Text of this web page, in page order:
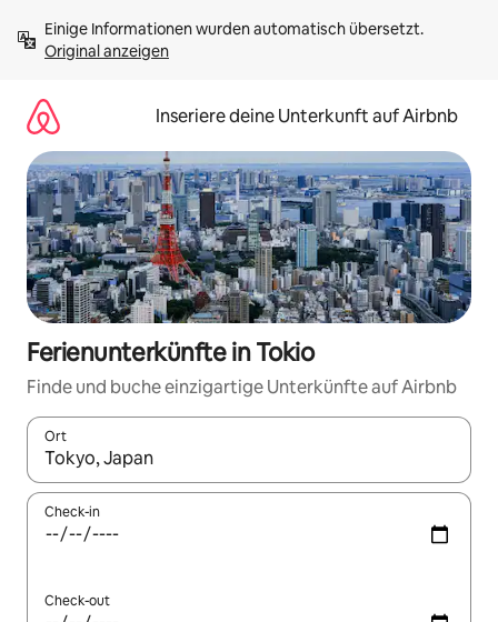
Inhalten
springenOriginal anzeigen
Inseriere deine Unterkunft auf Airbnb
Ferienunterkünfte in Tokio
Finde und buche einzigartige Unterkünfte auf Airbnb
Ort
Wenn Ergebnisse verfügbar sind, navigiere mit den
Check-in
Check-out